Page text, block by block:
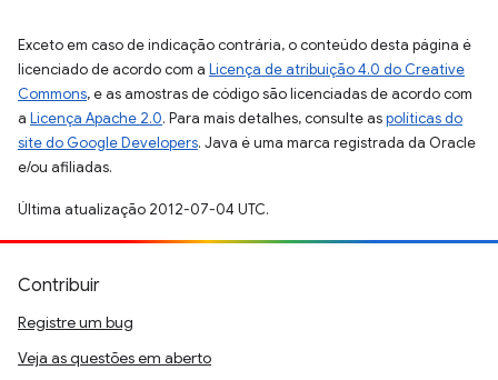
Exceto em caso de indicação contrária, o conteúdo desta página é
licenciado de acordo com a Licença de atribuição 4.0 do Creative
Commons, e as amostras de código são licenciadas de acordo com
a Licença Apache 2.0. Para mais detalhes, consulte aspolíticas do
site do Google Developers. Java é uma marca registrada da Oracle
e/ou afiliadas.
Última atualização 2012-07-04 UTC.
Contribuir
Registre um bug
Veja as questões em aberto